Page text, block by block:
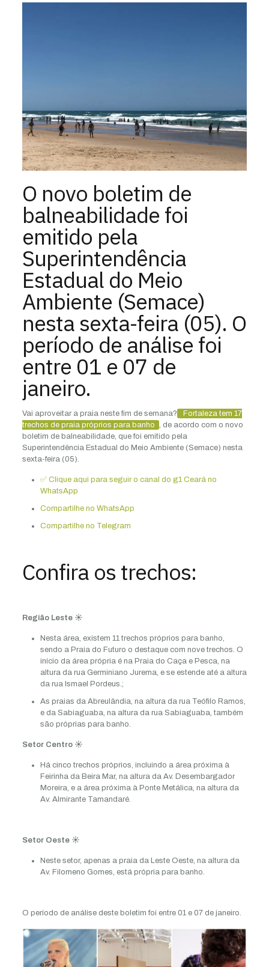
O novo boletim de
balneabilidade foi
emitido pela
Superintendência
Estadual do Meio
Ambiente (Semace)
nesta sexta-feira (05). O
período de análise foi
entre 01 e 07 de
janeiro.
Vai aproveitar a praia neste fim de semana?
Fortaleza tem 17
trechos de praia próprios para banho , de acordo com o novo
boletim de balneabilidade, que foi emitido pela
Superintendência Estadual do Meio Ambiente (Semace) nesta
sexta-feira (05).
✅ Clique aqui para seguir o canal do g1 Ceará no
WhatsApp
Compartilhe no WhatsApp
Compartilhe no Telegram
Confira os trechos:
Região Leste ☀️
Nesta área, existem 11 trechos próprios para banho,
sendo a Praia do Futuro o destaque com nove trechos. O
início da área própria é na Praia do Caça e Pesca, na
altura da rua Germiniano Jurema, e se estende até a altura
da rua Ismael Pordeus.;
As praias da Abreulândia, na altura da rua Teófilo Ramos,
e da Sabiaguaba, na altura da rua Sabiaguaba, também
são próprias para banho.
Setor Centro ☀️
Há cinco trechos próprios, incluindo a área próxima à
Feirinha da Beira Mar, na altura da Av. Desembargador
Moreira, e a área próxima à Ponte Metálica, na altura da
Av. Almirante Tamandaré.
Setor Oeste ☀️
Neste setor, apenas a praia da Leste Oeste, na altura da
Av. Filomeno Gomes, está própria para banho.
O período de análise deste boletim foi entre 01 e 07 de janeiro.